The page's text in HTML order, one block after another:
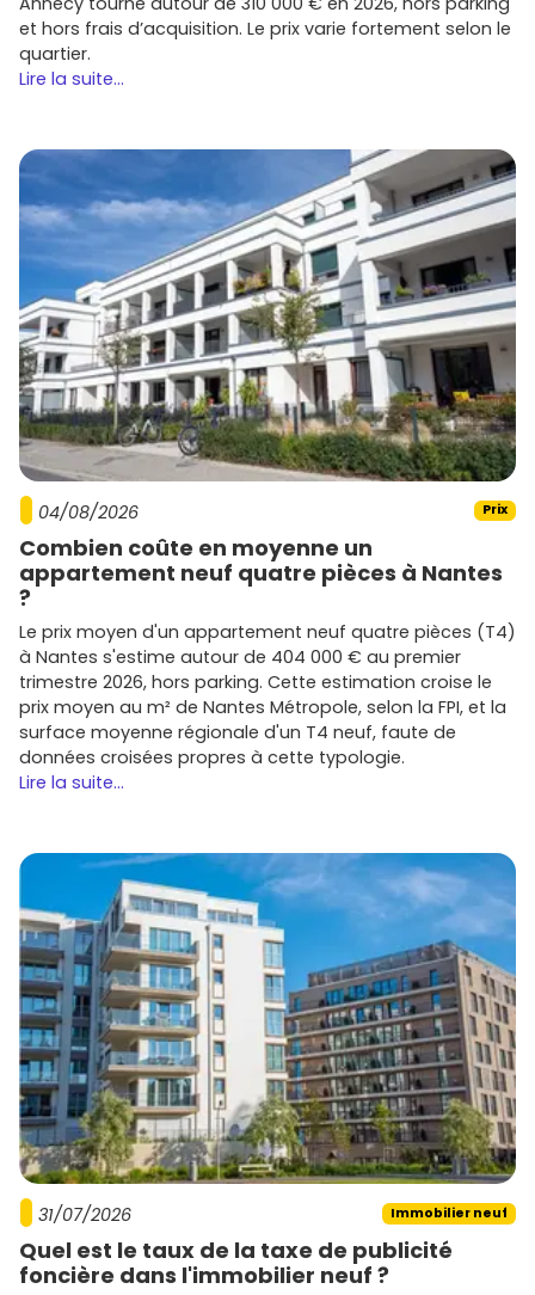
surface au bon prix.
et hors frais d’acquisition. Le prix varie fortement selon le
quartier.
Lire la suite...
04/08/2026 Prix
Combien coûte en moyenne un
appartement neuf quatre pièces à Nantes
?
Le prix moyen d'un appartement neuf quatre pièces (T4)
à Nantes s'estime autour de 404 000 € au premier
trimestre 2026, hors parking. Cette estimation croise le
prix moyen au m² de Nantes Métropole, selon la FPI, et la
surface moyenne régionale d'un T4 neuf, faute de
données croisées propres à cette typologie.
Lire la suite...
31/07/2026 Immobilier neuf
Quel est le taux de la taxe de publicité
foncière dans l'immobilier neuf ?